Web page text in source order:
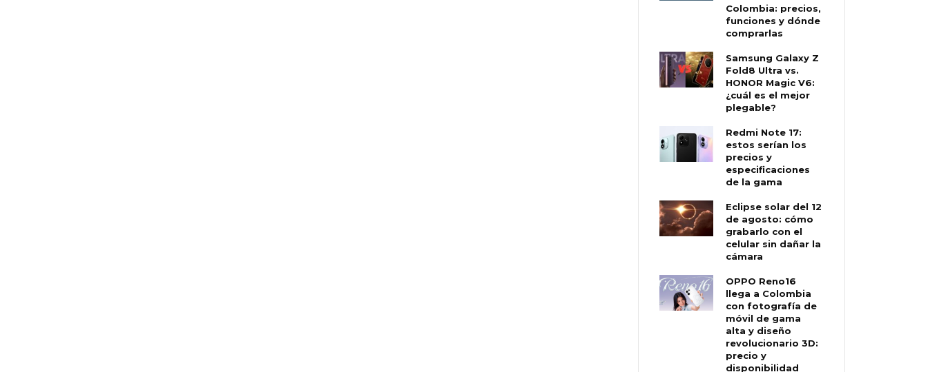
Colombia: precios,
funciones y dónde
comprarlas
Samsung Galaxy Z
Fold8 Ultra vs.
HONOR Magic V6:
¿cuál es el mejor
plegable?
Redmi Note 17:
estos serían los
precios y
especificaciones
de la gama
Eclipse solar del 12
de agosto: cómo
grabarlo con el
celular sin dañar la
cámara
OPPO Reno16
llega a Colombia
con fotografía de
móvil de gama
alta y diseño
revolucionario 3D:
precio y
disponibilidad